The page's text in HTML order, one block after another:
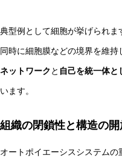
典型例として細胞が挙げられ
同時に細胞膜などの境界を維
ネットワーク と 自己を統一体と
います。
組織の閉鎖性と構造の開
オートポイエーシスシステムの